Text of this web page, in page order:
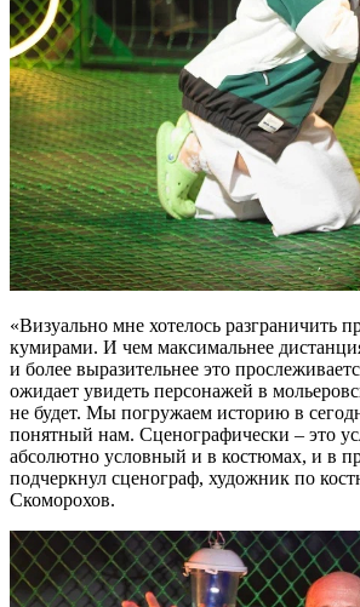
«Визуально мне хотелось разграничить
кумирами. И чем максимальнее
и более выразительнее это
ожидает увидеть персонажей в
не будет. Мы погружаем историю в
понятный нам. Сценографически – это
абсолютно условный и в костюмах, и в
подчеркнул сценограф, художник по
Скоморохов.